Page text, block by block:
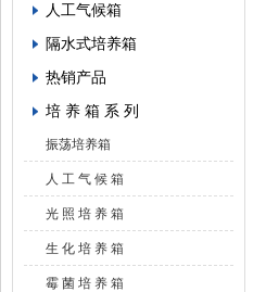
人工气候箱
隔水式培养箱
热销产品
培 养 箱 系 列
振荡培养箱
人 工 气 候 箱
光 照 培 养 箱
生 化 培 养 箱
霉 菌 培 养 箱